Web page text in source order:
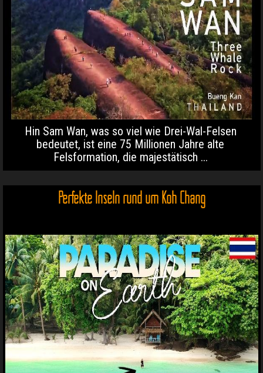
Hin Sam Wan, was so viel wie Drei-Wal-Felsen
bedeutet, ist eine 75 Millionen Jahre alte
Felsformation, die majestätisch ...
Perfekte Inseln rund um Koh Chang